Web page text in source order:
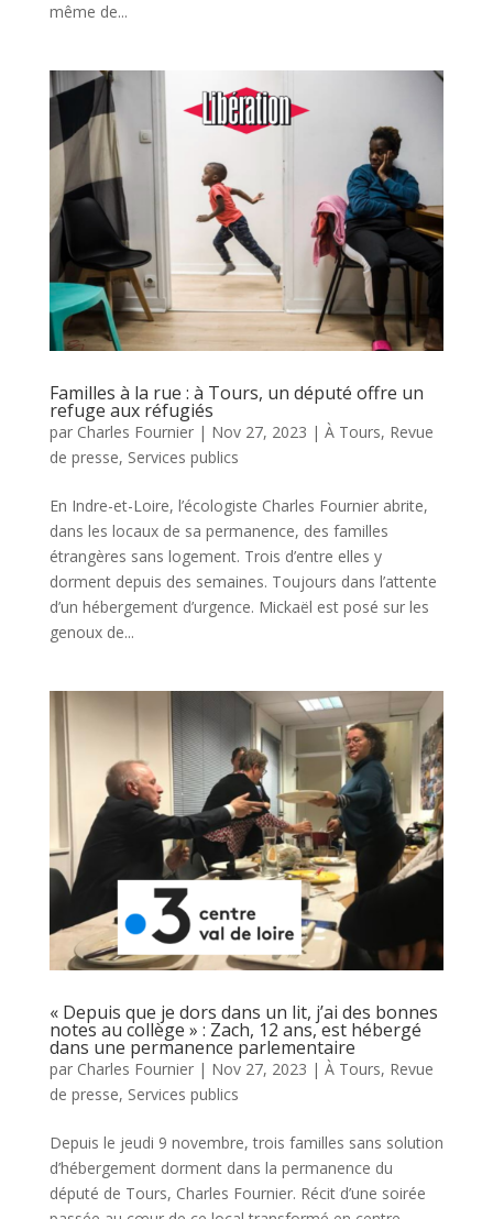
même de...
Familles à la rue : à Tours, un député offre un
refuge aux réfugiés
par Charles Fournier| Nov 27, 2023 | À Tours, Revue
de presse, Services publics
En Indre-et-Loire, l’écologiste Charles Fournier abrite,
dans les locaux de sa permanence, des familles
étrangères sans logement. Trois d’entre elles y
dorment depuis des semaines. Toujours dans l’attente
d’un hébergement d’urgence. Mickaël est posé sur les
genoux de...
« Depuis que je dors dans un lit, j’ai des bonnes
notes au collège » : Zach, 12 ans, est hébergé
dans une permanence parlementaire
par Charles Fournier| Nov 27, 2023 | À Tours, Revue
de presse, Services publics
Depuis le jeudi 9 novembre, trois familles sans solution
d’hébergement dorment dans la permanence du
député de Tours, Charles Fournier. Récit d’une soirée